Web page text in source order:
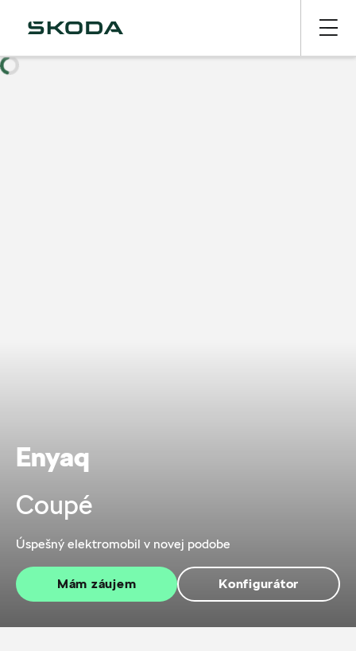
Enyaq
Coupé
Úspešný elektromobil v novej podobe
Mám záujem Konfigurátor